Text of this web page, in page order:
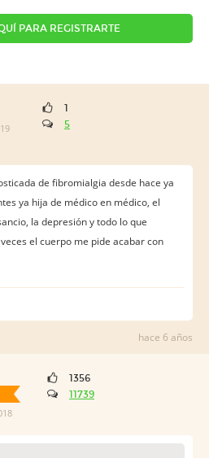
PARA REGISTRARTE
1
5
de fibromialgia desde hace ya
ya hija de médico en médico, el
la depresión y todo lo que
el cuerpo me pide acabar con
hace 6 años
1356
11739